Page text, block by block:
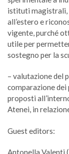
istituti magistrali,
all’estero e
vigente, purché
utile per
sostegno per la
– valutazione del
comparazione
proposti
Atenei, in
Guest editors:
Antonella Valenti